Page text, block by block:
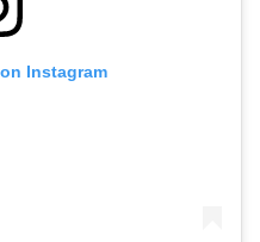
Instagram